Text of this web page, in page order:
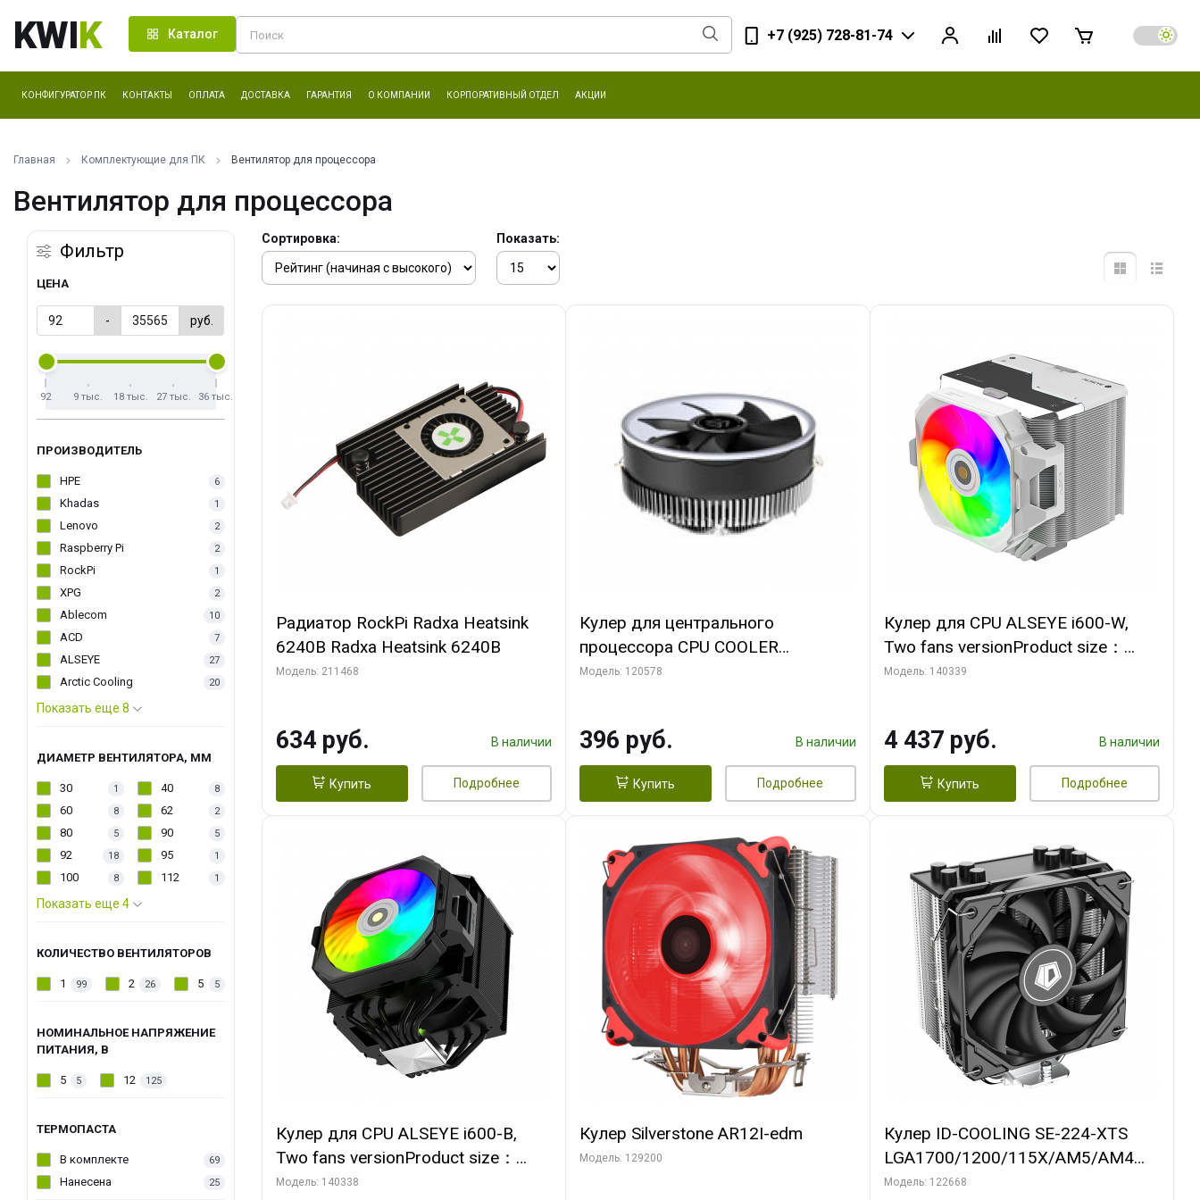
KWIK Каталог +7 (925) 728-81-74
КОНФИГУРАТОР ПК КОНТАКТЫ ОПЛАТА ДОСТАВКА ГАРАНТИЯ О КОМПАНИИ КОРПОРАТИВНЫЙ ОТДЕЛ АКЦИИ
Главная Комплектующие для ПК Вентилятор для процессора
Вентилятор для процессора
Фильтр
ЦЕНА
- руб.
92 9 тыс. 18 тыс. 27 тыс. 36 тыс.
ПРОИЗВОДИТЕЛЬ
HPE 6
Khadas 1
Lenovo 2
Raspberry Pi 2
RockPi 1
XPG 2
Ablecom 10
ACD 7
ALSEYE 27
Arctic Cooling 20
Показать еще 8
ДИАМЕТР ВЕНТИЛЯТОРА, ММ
30 1 40 8
60 8 62 2
80 5 90 5
92 18 95 1
100 8 112 1
Показать еще 4
КОЛИЧЕСТВО ВЕНТИЛЯТОРОВ
1 99 2 26 5 5
НОМИНАЛЬНОЕ НАПРЯЖЕНИЕ
ПИТАНИЯ, В
5 5 12 125
ТЕРМОПАСТА
В комплекте 69
Нанесена 25
Сортировка: Показать:
Радиатор RockPi Radxa Heatsink
6240B Radxa Heatsink 6240B
Модель: 211468
634 руб. В наличии
Купить Подробнее
Кулер для центрального
процессора CPU COOLER
109x109x68mm, 0.018-0.12A, 12V,
Модель: 120578
396 руб. В наличии
Купить Подробнее
Кулер для CPU ALSEYE i600-W,
Two fans versionProduct size：
144x121x159mmTDP：
LGA115X,1200,1700,1366,2011AM
D：AM4
Модель: 140339
4 437 руб. В наличии
Купить Подробнее
Кулер для CPU ALSEYE i600-B,
Two fans versionProduct size：
144x121x159mmTDP：
Модель: 140338
Кулер Silverstone AR12I-edm
Модель: 129200
Кулер ID-COOLING SE-224-XTS
LGA1700/1200/115X/AM5/AM4
(10шт/кор, TDP 220W, PWM, 4
Модель: 122668